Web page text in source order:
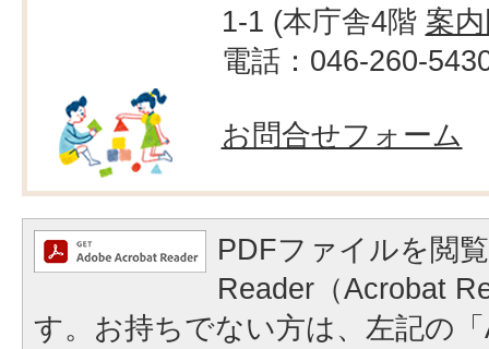
1-1 (本庁舎4階 案
電話：046-260-
お問合せフォーム
PDFファイルを閲
Reader（Acrobat
す。お持ちでない方は、左記の